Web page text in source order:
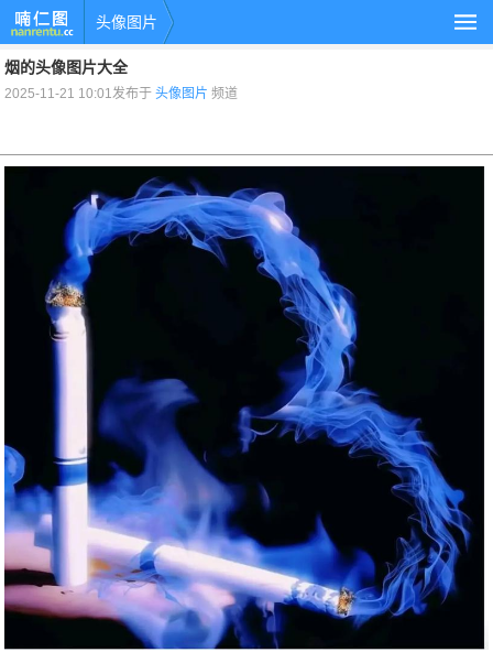
头像图片
烟的头像图片大全
2025-11-21 10:01发布于头像图片 频道